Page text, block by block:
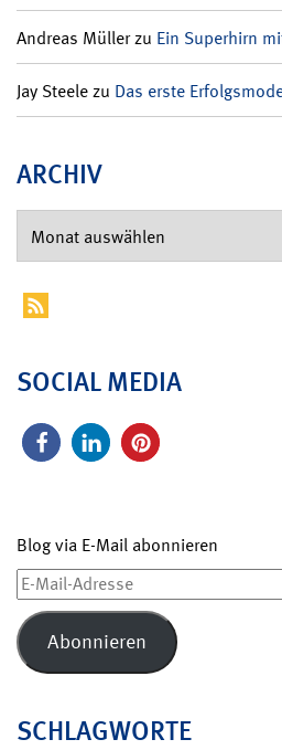
Andreas Müllerzu Ein Superhirn
Jay Steelezu Das erste
ARCHIV
SOCIAL MEDIA
Blog via E-Mail abonnieren
E-
Mail-
Adresse
Abonnieren
SCHLAGWORTE